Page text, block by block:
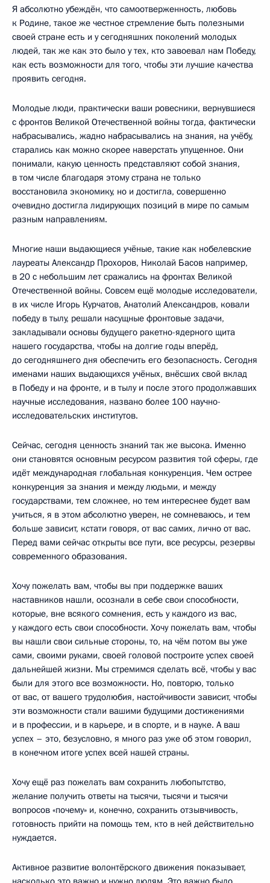
Я абсолютно убеждён, что самоотверженность, любовь
к Родине, такое же честное стремление быть полезными
своей стране есть и у сегодняшних поколений молодых
людей, так же как это было у тех, кто завоевал нам Победу,
как есть возможности для того, чтобы эти лучшие качества
проявить сегодня.
Молодые люди, практически ваши ровесники, вернувшиеся
с фронтов Великой Отечественной войны тогда, фактически
набрасывались, жадно набрасывались на знания, на учёбу,
старались как можно скорее наверстать упущенное. Они
понимали, какую ценность представляют собой знания,
в том числе благодаря этому страна не только
восстановила экономику, но и достигла, совершенно
очевидно достигла лидирующих позиций в мире по самым
разным направлениям.
Многие наши выдающиеся учёные, такие как нобелевские
лауреаты Александр Прохоров, Николай Басов например,
в 20 с небольшим лет сражались на фронтах Великой
Отечественной войны. Совсем ещё молодые исследователи,
в их числе Игорь Курчатов, Анатолий Александров, ковали
победу в тылу, решали насущные фронтовые задачи,
закладывали основы будущего ракетно-ядерного щита
нашего государства, чтобы на долгие годы вперёд,
до сегодняшнего дня обеспечить его безопасность. Сегодня
именами наших выдающихся учёных, внёсших свой вклад
в Победу и на фронте, и в тылу и после этого продолжавших
научные исследования, названо более 100 научно-
исследовательских институтов.
Сейчас, сегодня ценность знаний так же высока. Именно
они становятся основным ресурсом развития той сферы, где
идёт международная глобальная конкуренция. Чем острее
конкуренция за знания и между людьми, и между
государствами, тем сложнее, но тем интереснее будет вам
учиться, я в этом абсолютно уверен, не сомневаюсь, и тем
больше зависит, кстати говоря, от вас самих, лично от вас.
Перед вами сейчас открыты все пути, все ресурсы, резервы
современного образования.
Хочу пожелать вам, чтобы вы при поддержке ваших
наставников нашли, осознали в себе свои способности,
которые, вне всякого сомнения, есть у каждого из вас,
у каждого есть свои способности. Хочу пожелать вам, чтобы
вы нашли свои сильные стороны, то, на чём потом вы уже
сами, своими руками, своей головой построите успех своей
дальнейшей жизни. Мы стремимся сделать всё, чтобы у вас
были для этого все возможности. Но, повторю, только
от вас, от вашего трудолюбия, настойчивости зависит, чтобы
эти возможности стали вашими будущими достижениями
и в профессии, и в карьере, и в спорте, и в науке. А ваш
успех – это, безусловно, я много раз уже об этом говорил,
в конечном итоге успех всей нашей страны.
Хочу ещё раз пожелать вам сохранить любопытство,
желание получить ответы на тысячи, тысячи и тысячи
вопросов «почему» и, конечно, сохранить отзывчивость,
готовность прийти на помощь тем, кто в ней действительно
нуждается.
Активное развитие волонтёрского движения показывает,